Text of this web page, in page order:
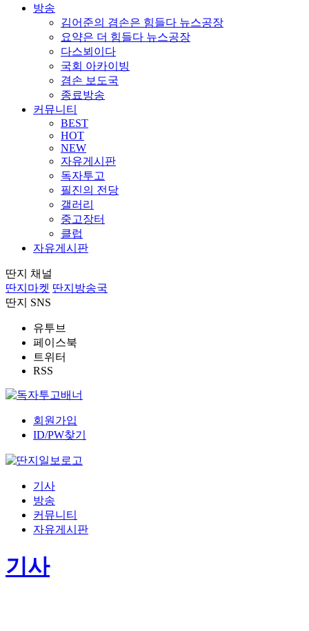
방송
김어준의 겸손은 힘들다 뉴스공장
요약은 더 힘들다 뉴스공장
다스뵈이다
국회 아카이빙
겸손 보도국
종료방송
커뮤니티
BEST
HOT
NEW
자유게시판
독자투고
필진의 전당
갤러리
중고장터
클럽
자유게시판
딴지 채널
딴지마켓 딴지방송국
딴지 SNS
유투브
페이스북
트위터
RSS
회원가입
ID/PW찾기
기사
방송
커뮤니티
자유게시판
기사